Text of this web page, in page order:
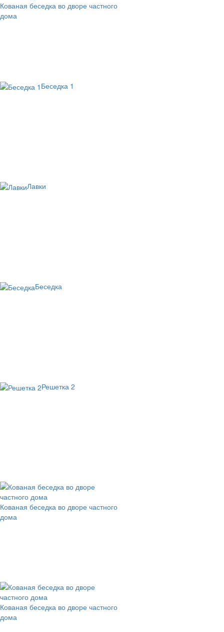
Кованая беседка во дворе частного
дома
Беседка 1
Лавки
Беседка
Решетка 2
Кованая беседка во дворе частного
дома
Кованая беседка во дворе частного
дома